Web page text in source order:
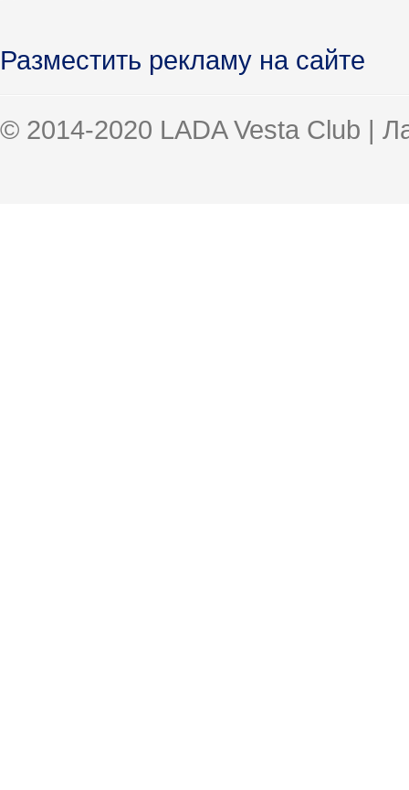
Разместить рекламу на сайте
© 2014-2020 LADA Vesta Club |